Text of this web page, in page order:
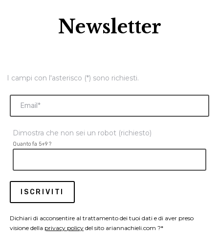
Newsletter
I campi con l'asterisco (*) sono richiesti.
Dimostra che non sei un robot (richiesto)
Quanto fa 5+9 ?
Dichiari di acconsentire al trattamento dei tuoi dati e di aver preso
visione della privacy policy del sito ariannachieli.com ?*